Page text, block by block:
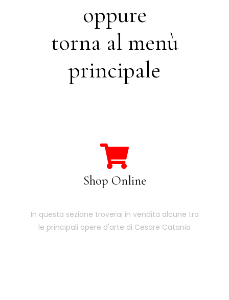
oppure
torna al menù
principale
Shop Online
In questa sezione troverai in vendita alcune tra
le principali opere d'arte di Cesare Catania